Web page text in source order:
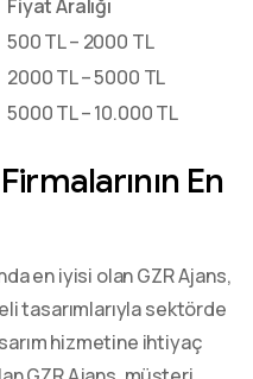
Fiyat Aralığı
500 TL – 2000 TL
2000 TL – 5000 TL
5000 TL – 10.000 TL
En
en iyisi olan GZR Ajans,
tasarımlarıyla sektörde
hizmetine ihtiyaç